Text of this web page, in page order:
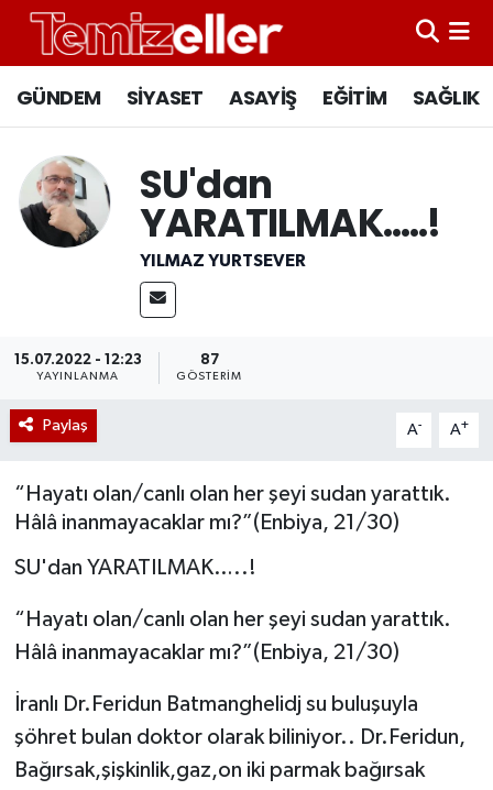
GÜNDEM SİYASET ASAYİŞ EĞİTİM SAĞLIK
SU'dan
YARATILMAK…..!
YILMAZ YURTSEVER
15.07.2022 - 12:23
YAYINLANMA
87
GÖSTERIM
Paylaş A- A+
“Hayatı olan/canlı olan her şeyi sudan yarattık.
Hâlâ inanmayacaklar mı?”(Enbiya, 21/30)
SU'dan YARATILMAK…..!
“Hayatı olan/canlı olan her şeyi sudan yarattık.
Hâlâ inanmayacaklar mı?”(Enbiya, 21/30)
İranlı Dr.Feridun Batmanghelidj su buluşuyla
şöhret bulan doktor olarak biliniyor.. Dr.Feridun,
Bağırsak,şişkinlik,gaz,on iki parmak bağırsak
CANLI YAYIN
ASAYİŞ
EĞİTİM
SİYASET
Hava Durumu
Süper Lig Puan Durumu ve Fikstür
Tüm Manşetler
Son Dakika Haberleri
Haber Arşivi